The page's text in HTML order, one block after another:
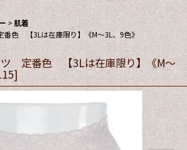
> 肌着
色 【3Lは在庫限り】《M〜3L、9色》
ツ 定番色 【3Lは在庫限り】《M〜
]